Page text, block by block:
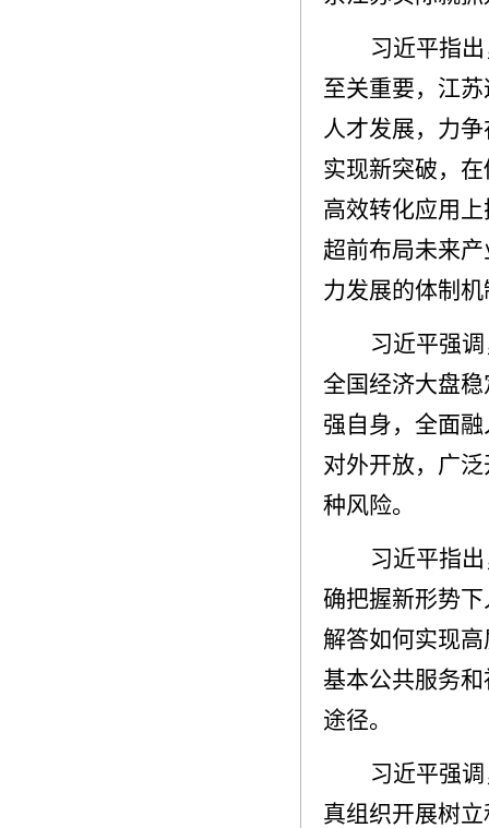
习近平指
至关重要，江
人才发展，力
实现新突破，
高效转化应用
超前布局未来
力发展的体制
习近平强
全国经济大盘
强自身，全面
对外开放，广
种风险。
习近平指
确把握新形势
解答如何实现
基本公共服务
途径。
习近平强
真组织开展树